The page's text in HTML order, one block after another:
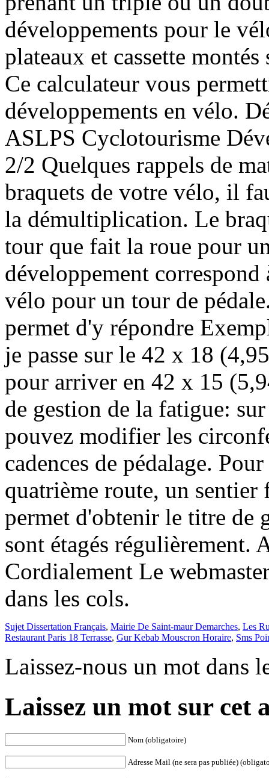
développements pour le
plateaux et cassette
Ce calculateur vous
développements en vélo.
ASLPS Cyclotourisme
2/2 Quelques rappels de
braquets de votre vélo, il
la démultiplication. Le
tour que fait la roue pour
développement
vélo pour un tour de
permet d'y répondre
je passe sur le 42 x 18
pour arriver en 42 x 15
de gestion de la fatigue:
pouvez modifier les
cadences de pédalage.
quatrième route, un
permet d'obtenir le titre de
sont étagés régulièrement.
Cordialement Le
dans les cols.
Sujet Dissertation Français, Mairie De Saint-maur Demarches, Les
Restaurant Paris 18 Terrasse, Gur Kebab Mouscron Horaire, Sms
Laissez-nous un mot dans
Laissez un mot sur cet
Nom (obligatoire)
Adresse Mail (ne sera pas publiée)